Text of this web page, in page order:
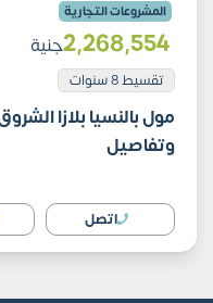
المشروعات التجارية
2٬268٬554جنية
تقسيط 8 سنوات
وتفاصيل
اتصل